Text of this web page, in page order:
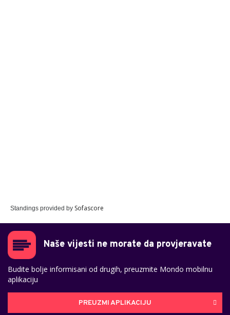
Standings provided by Sofascore
Naše vijesti ne morate da provjeravate
Budite bolje informisani od drugih, preuzmite Mondo mobilnu
aplikaciju
PREUZMI APLIKACIJU